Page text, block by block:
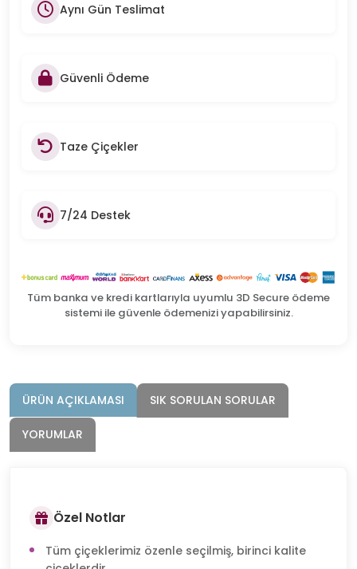
Aynı Gün Teslimat
Güvenli Ödeme
Taze Çiçekler
7/24 Destek
Tüm banka ve kredi kartlarıyla uyumlu 3D Secure ödeme
sistemi ile güvenle ödemenizi yapabilirsiniz.
ÜRÜN AÇIKLAMASI SIK SORULAN SORULAR
YORUMLAR
Özel Notlar
Tüm çiçeklerimiz özenle seçilmiş, birinci kalite